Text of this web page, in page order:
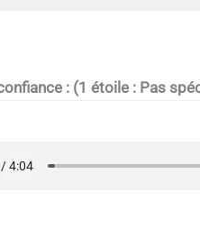
: (1 étoile : Pas